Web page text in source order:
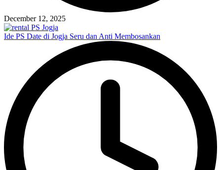
December 12, 2025
Ide PS Date di Jogja Seru dan Anti Membosankan